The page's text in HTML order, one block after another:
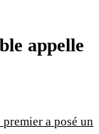
appelle
premier a posé un